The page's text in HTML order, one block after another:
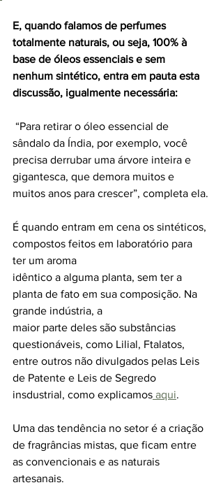
E, quando falamos de perfumes
totalmente naturais, ou seja, 100% à
base de óleos essenciais e sem
nenhum sintético, entra em pauta esta
discussão, igualmente necessária:
sândalo da Índia, por exemplo, você
precisa derrubar uma árvore inteira e
gigantesca, que demora muitos e
muitos anos para crescer”, completa ela.
É quando entram em cena os sintéticos,
compostos feitos em laboratório para
ter um aroma
idêntico a alguma planta, sem ter a
planta de fato em sua composição. Na
grande indústria, a
maior parte deles são substâncias
questionáveis, como Lilial, Ftalatos,
entre outros não divulgados pelas Leis
de Patente e Leis de Segredo
insdustrial, como explicamos aqui.
Uma das tendência no setor é a criação
de fragrâncias mistas, que ficam entre
as convencionais e as naturais
artesanais.